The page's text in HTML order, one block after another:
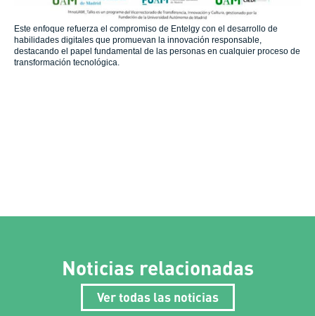
Este enfoque refuerza el compromiso de Entelgy con el desarrollo de
habilidades digitales que promuevan la innovación responsable,
destacando el papel fundamental de las personas en cualquier proceso de
transformación tecnológica.
Noticias relacionadas
Ver todas las noticias